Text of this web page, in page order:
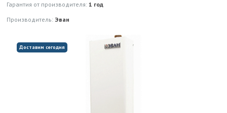
Гарантия от производителя: 1 год
Производитель: Эван
Доставим сегодня